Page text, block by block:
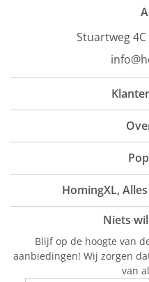
Stuartweg 4C
HomingXL,
Niets
Blijf op de hoogte van
aanbiedingen! Wij zorgen
van